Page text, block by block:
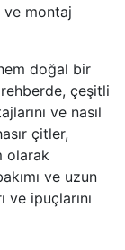
ve montaj
doğal bir
rehberde, çeşitli
ve nasıl
çitler,
olarak
ve uzun
ve ipuçlarını